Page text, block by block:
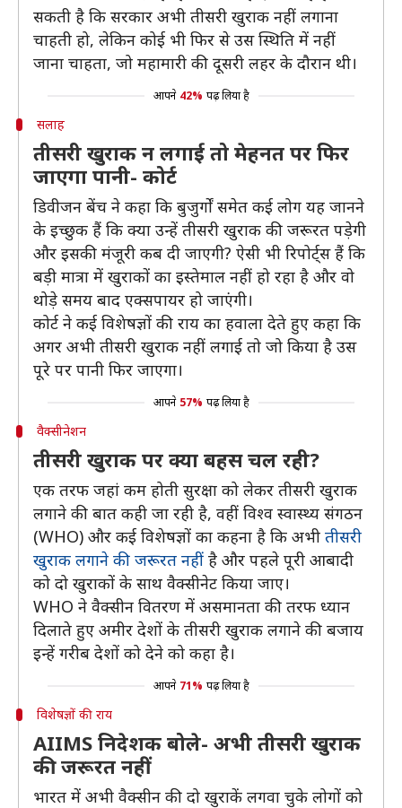
सकती है कि सरकार अभी तीसरी खुराक नहीं लगाना
चाहती हो, लेकिन कोई भी फिर से उस स्थिति में नहीं
जाना चाहता, जो महामारी की दूसरी लहर के दौरान थी।
आपने 42% पढ़ लिया है
सलाह
तीसरी खुराक न लगाई तो मेहनत पर फिर
जाएगा पानी- कोर्ट
डिवीजन बेंच ने कहा कि बुजुर्गों समेत कई लोग यह जानने
के इच्छुक हैं कि क्या उन्हें तीसरी खुराक की जरूरत पड़ेगी
और इसकी मंजूरी कब दी जाएगी? ऐसी भी रिपोर्ट्स हैं कि
बड़ी मात्रा में खुराकों का इस्तेमाल नहीं हो रहा है और वो
थोड़े समय बाद एक्सपायर हो जाएंगी।
कोर्ट ने कई विशेषज्ञों की राय का हवाला देते हुए कहा कि
अगर अभी तीसरी खुराक नहीं लगाई तो जो किया है उस
पूरे पर पानी फिर जाएगा।
आपने 57% पढ़ लिया है
वैक्सीनेशन
तीसरी खुराक पर क्या बहस चल रही?
एक तरफ जहां कम होती सुरक्षा को लेकर तीसरी खुराक
लगाने की बात कही जा रही है, वहीं विश्व स्वास्थ्य संगठन
(WHO) और कई विशेषज्ञों का कहना है कि अभी तीसरी
खुराक लगाने की जरूरत नहीं है और पहले पूरी आबादी
को दो खुराकों के साथ वैक्सीनेट किया जाए।
WHO ने वैक्सीन वितरण में असमानता की तरफ ध्यान
दिलाते हुए अमीर देशों के तीसरी खुराक लगाने की बजाय
इन्हें गरीब देशों को देने को कहा है।
आपने 71% पढ़ लिया है
विशेषज्ञों की राय
AIIMS निदेशक बोले- अभी तीसरी खुराक
की जरूरत नहीं
भारत में अभी वैक्सीन की दो खुराकें लगवा चुके लोगों को